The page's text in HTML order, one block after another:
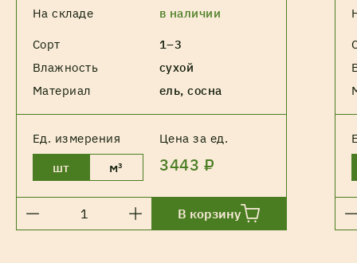
На складе в наличии
Сорт
1–3
Влажность
сухой
Материал
ель, сосна
Ед. измерения Цена за ед.
шт м³ 3443 ₽
В корзину